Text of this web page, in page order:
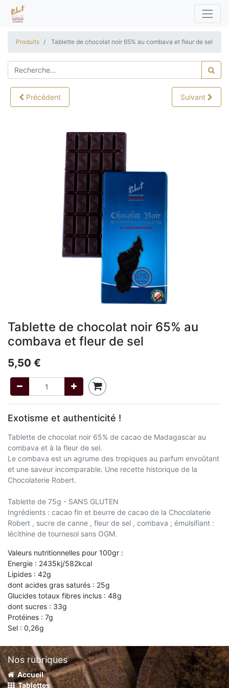
Produits Tablette de chocolat noir 65% au combava et fleur de sel
Précédent Suivant
Tablette de chocolat noir 65% au
combava et fleur de sel
5,50 €
Exotisme et authenticité !
Tablette de chocolat noir 65% de cacao de Madagascar au
combava et à la fleur de sel.
Le combava est un agrume des tropiques au parfum envoûtant
et une saveur incomparable. Une recette historique de la
Chocolaterie Robert.
Tablette de 75g - SANS GLUTEN
Ingrédients : cacao fin et beurre de cacao de la Chocolaterie
Robert , sucre de canne , fleur de sel , combava ; émulsifiant :
lécithine de tournesol sans OGM.
Valeurs nutritionnelles pour 100gr :
Energie : 2435kj/582kcal
Lipides : 42g
dont acides gras saturés : 25g
Glucides totaux fibres inclus : 48g
dont sucres : 33g
Protéines : 7g
Sel : 0,26g
Nos rubriques
Accueil
Tablettes